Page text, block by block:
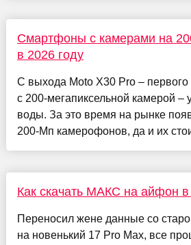
Смартфоны с камерами на
в 2026 году
С выхода Moto X30 Pro –
с 200-мегапиксельной камерой –
воды. За это время на рынке
200-Мп камерофонов, да и их
Как скачать МАКС на айфон в
Переносил жене данные со
на новенький 17 Pro Max, все